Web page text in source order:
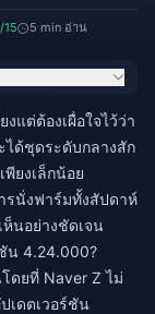
5 min อ่าน
แต่ต้องเผื่อใจไว้ว่า
ได้ชุดระดับกลางสัก
ยงเล็กน้อย
รนั่งฟาร์มทั้งสัปดาห์
นอย่างชัดเจน
น 4.24.000?
ดยที่ Naver Z ไม่
เดตเวอร์ชัน